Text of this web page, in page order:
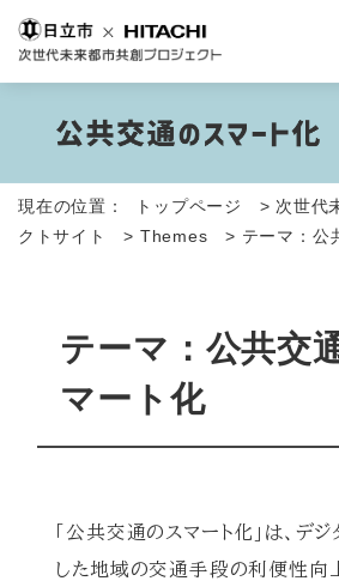
現在の位置： トップページ > 次世代
クトサイト
> Themes > テーマ：公
テーマ：公共交
マート化
「公共交通のスマート化」は、デ
した地域の交通手段の利便性向